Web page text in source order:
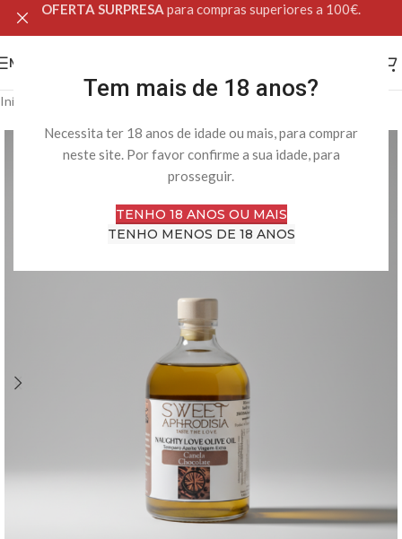
Tem mais de 18 anos?
Necessita ter 18 anos de idade ou mais, para comprar
neste site. Por favor confirme a sua idade, para
prosseguir.
TENHO 18 ANOS OU MAIS
TENHO MENOS DE 18 ANOS
OFERTA SURPRESA para compras superiores a 100€.
MENU
Início Loja Online Saúde Intima Bem-estar Íntimo